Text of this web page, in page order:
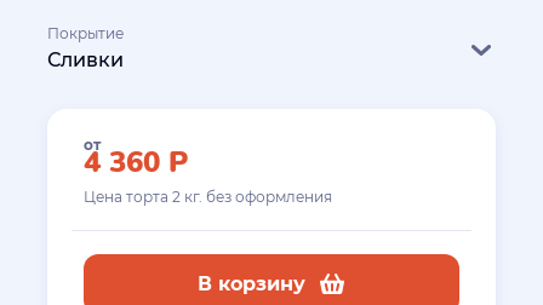
Покрытие
Сливки
от
4 360 Р
Цена торта 2 кг. без оформления
В корзину